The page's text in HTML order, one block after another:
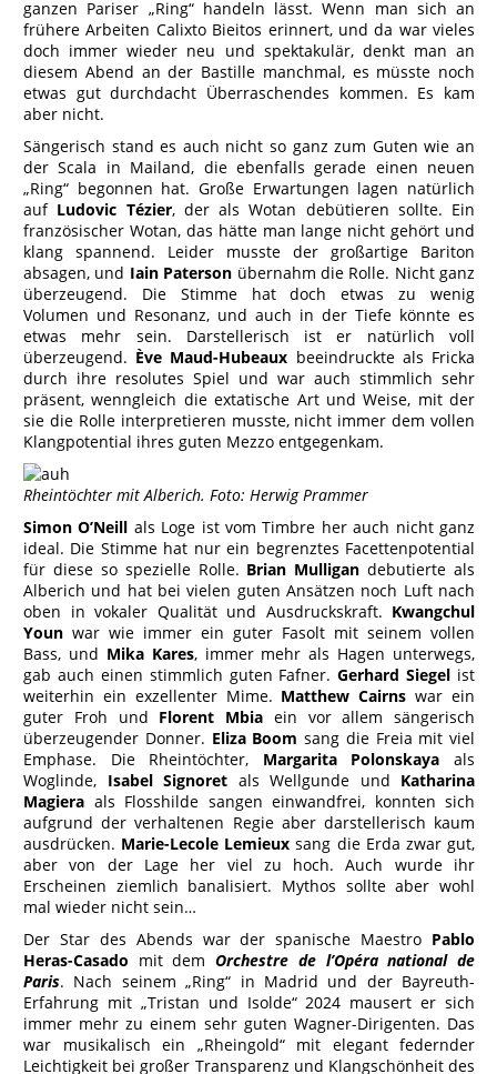
ganzen Pariser „Ring“ handeln lässt. Wenn man sich an
frühere Arbeiten Calixto Bieitos erinnert, und da war vieles
doch immer wieder neu und spektakulär, denkt man an
diesem Abend an der Bastille manchmal, es müsste noch
etwas gut durchdacht Überraschendes kommen. Es kam
aber nicht.
Sängerisch stand es auch nicht so ganz zum Guten wie an
der Scala in Mailand, die ebenfalls gerade einen neuen
„Ring“ begonnen hat. Große Erwartungen lagen natürlich
auf Ludovic Tézier, der als Wotan debütieren sollte. Ein
französischer Wotan, das hätte man lange nicht gehört und
klang spannend. Leider musste der großartige Bariton
absagen, und Iain Paterson übernahm die Rolle. Nicht ganz
überzeugend. Die Stimme hat doch etwas zu wenig
Volumen und Resonanz, und auch in der Tiefe könnte es
etwas mehr sein. Darstellerisch ist er natürlich voll
überzeugend. Ève Maud-Hubeaux beeindruckte als Fricka
durch ihre resolutes Spiel und war auch stimmlich sehr
präsent, wenngleich die extatische Art und Weise, mit der
sie die Rolle interpretieren musste, nicht immer dem vollen
Klangpotential ihres guten Mezzo entgegenkam.
Rheintöchter mit Alberich. Foto: Herwig Prammer
Simon O’Neill als Loge ist vom Timbre her auch nicht ganz
ideal. Die Stimme hat nur ein begrenztes Facettenpotential
für diese so spezielle Rolle. Brian Mulligan debutierte als
Alberich und hat bei vielen guten Ansätzen noch Luft nach
oben in vokaler Qualität und Ausdruckskraft. Kwangchul
Youn war wie immer ein guter Fasolt mit seinem vollen
Bass, und Mika Kares, immer mehr als Hagen unterwegs,
gab auch einen stimmlich guten Fafner.Gerhard Siegel ist
weiterhin ein exzellenter Mime. Matthew Cairns war ein
guter Froh und Florent Mbia ein vor allem sängerisch
überzeugender Donner. Eliza Boom sang die Freia mit viel
Emphase. Die Rheintöchter, Margarita Polonskaya als
Woglinde, Isabel Signoret als Wellgunde und Katharina
Magiera als Flosshilde sangen einwandfrei, konnten sich
aufgrund der verhaltenen Regie aber darstellerisch kaum
ausdrücken. Marie-Lecole Lemieux sang die Erda zwar gut,
aber von der Lage her viel zu hoch. Auch wurde ihr
Erscheinen ziemlich banalisiert. Mythos sollte aber wohl
mal wieder nicht sein…
Der Star des Abends war der spanische Maestro Pablo
Heras-Casado mit demOrchestre de l’Opéra national de
Paris. Nach seinem „Ring“ in Madrid und der Bayreuth-
Erfahrung mit „Tristan und Isolde“ 2024 mausert er sich
immer mehr zu einem sehr guten Wagner-Dirigenten. Das
war musikalisch ein „Rheingold“ mit elegant federnder
Leichtigkeit bei großer Transparenz und Klangschönheit des